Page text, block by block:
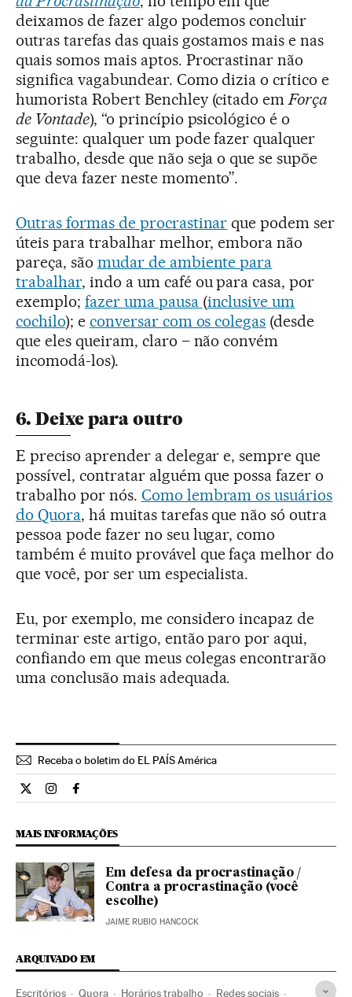
deixamos de fazer algo podemos concluir
outras tarefas das quais gostamos mais e nas
quais somos mais aptos. Procrastinar não
significa vagabundear. Como dizia o crítico e
humorista Robert Benchley (citado emForça
de Vontade), “o princípio psicológico é o
seguinte: qualquer um pode fazer qualquer
trabalho, desde que não seja o que se supõe
que deva fazer neste momento”.
Outras formas de procrastinar que podem ser
úteis para trabalhar melhor, embora não
pareça, são mudar de ambiente para
trabalhar, indo a um café ou para casa, por
exemplo; fazer uma pausa (inclusive um
cochilo); e conversar com os colegas (desde
que eles queiram, claro – não convém
incomodá-los).
6. Deixe para outro
E preciso aprender a delegar e, sempre que
possível, contratar alguém que possa fazer o
trabalho por nós. Como lembram os usuários
do Quora, há muitas tarefas que não só outra
pessoa pode fazer no seu lugar, como
também é muito provável que faça melhor do
que você, por ser um especialista.
Eu, por exemplo, me considero incapaz de
terminar este artigo, então paro por aqui,
confiando em que meus colegas encontrarão
uma conclusão mais adequada.
Receba o boletim do EL PAÍS América
Estilo El País Brasil en Twitter
Estilo El País Brasil en Instagram
Estilo El País Brasil en Facebook
MAIS INFORMAÇÕES
Em defesa da procrastinação /
Contra a procrastinação (você
escolhe)
JAIME RUBIO HANCOCK
ARQUIVADO EM
Escritórios Quora Horários trabalho Redes sociais